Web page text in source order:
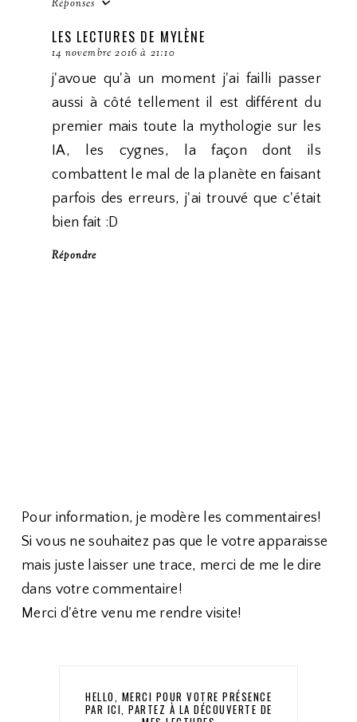
Réponses
LES LECTURES DE MYLÈNE
14 novembre 2016 à 21:10
j'avoue qu'à un moment j'ai failli passer
aussi à côté tellement il est différent du
premier mais toute la mythologie sur les
IA, les cygnes, la façon dont ils
combattent le mal de la planète en faisant
parfois des erreurs, j'ai trouvé que c'était
bien fait :D
Répondre
Pour information, je modère les commentaires!
Si vous ne souhaitez pas que le votre apparaisse
mais juste laisser une trace, merci de me le dire
dans votre commentaire!
Merci d'être venu me rendre visite!
HELLO, MERCI POUR VOTRE PRÉSENCE
PAR ICI, PARTEZ À LA DÉCOUVERTE DE